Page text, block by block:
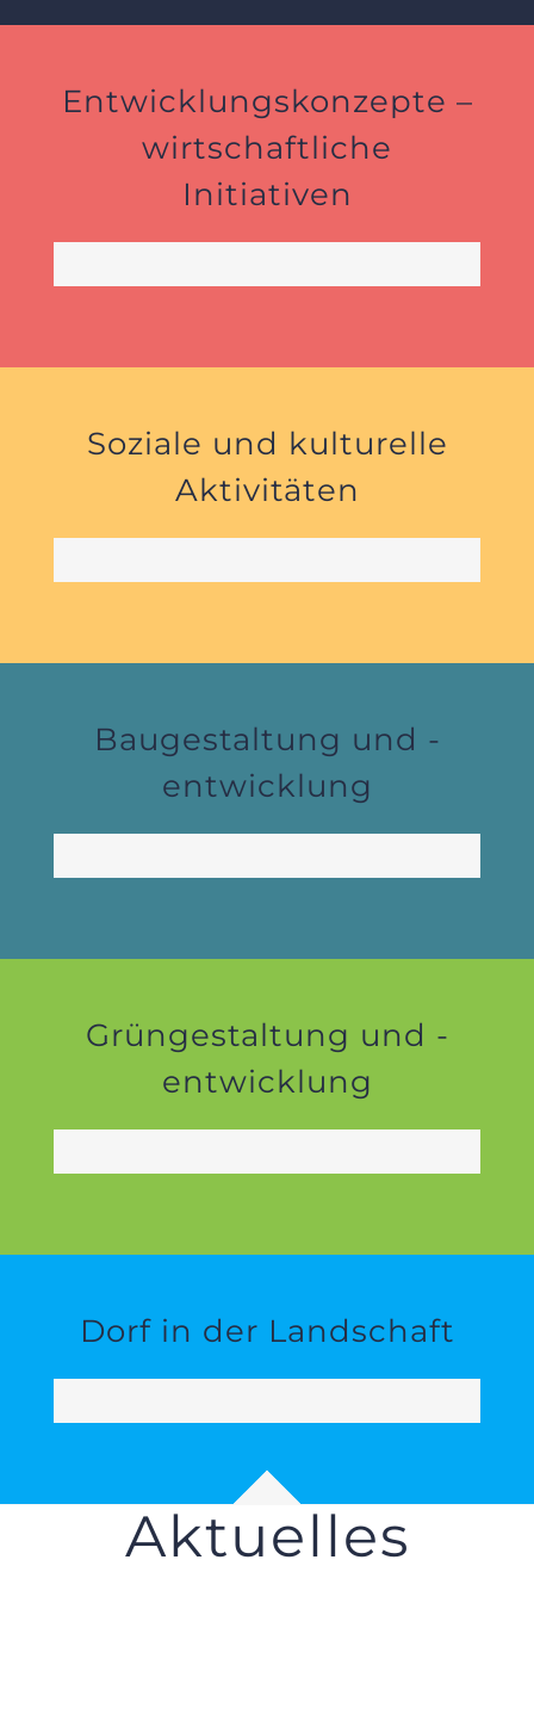
Entwicklungskonzepte –
wirtschaftliche
Initiativen
Soziale und kulturelle
Aktivitäten
Baugestaltung und -
entwicklung
Grüngestaltung und -
entwicklung
Dorf in der Landschaft
Aktuelles